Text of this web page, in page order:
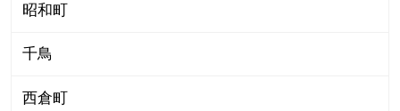
昭和町
千鳥
西倉町